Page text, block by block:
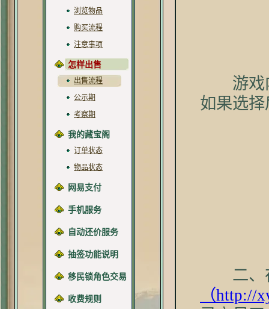
浏览物品
购买流程
注意事项
怎样出售
出售流程
公示期
考察期
我的藏宝阁
订单状态
物品状态
网易支付
手机服务
自动还价服务
抽签功能说明
移民锁角色交易
收费规则
游戏内
如果选
二、
（http://